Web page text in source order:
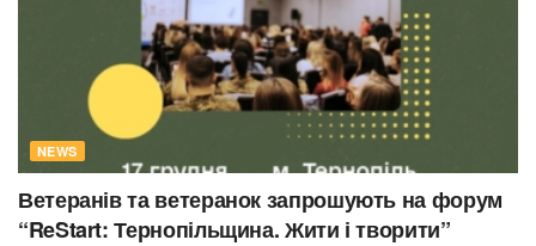
NEWS
Ветеранів та ветеранок запрошують на форум
“ReStart: Тернопільщина. Жити і творити”